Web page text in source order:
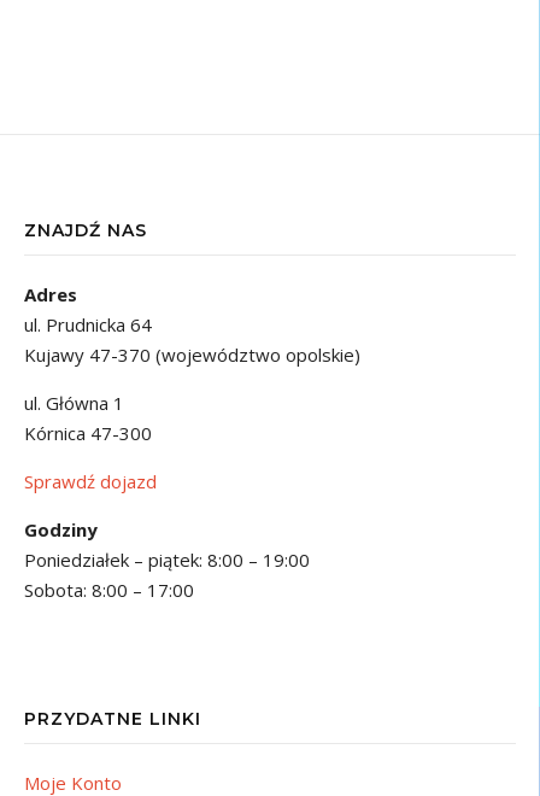
ZNAJDŹ NAS
Adres
ul. Prudnicka 64
Kujawy 47-370 (województwo opolskie)
ul. Główna 1
Kórnica 47-300
Sprawdź dojazd
Godziny
Poniedziałek – piątek: 8:00 – 19:00
Sobota: 8:00 – 17:00
PRZYDATNE LINKI
Moje Konto